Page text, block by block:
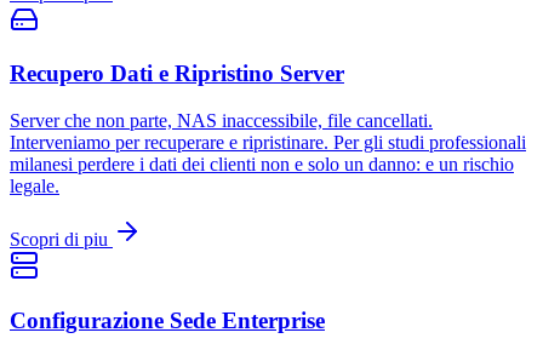
Recupero Dati e Ripristino Server
Server che non parte, NAS inaccessibile, file cancellati.
Interveniamo per recuperare e ripristinare. Per gli studi professionali
milanesi perdere i dati dei clienti non e solo un danno: e un rischio
legale.
Scopri di piu
Configurazione Sede Enterprise